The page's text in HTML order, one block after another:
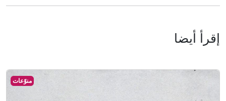
إقرأ أيضا
منوّعات